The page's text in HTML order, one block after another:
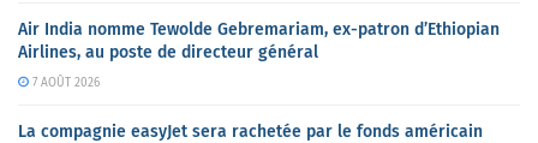
Air India nomme Tewolde Gebremariam, ex-patron d’Ethiopian
Airlines, au poste de directeur général
7 AOÛT 2026
La compagnie easyJet sera rachetée par le fonds américain